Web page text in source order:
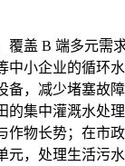
覆盖 B 端多元需
中小企业的循环
备，减少堵塞故
的集中灌溉水处
作物长势；在市
元，处理生活污